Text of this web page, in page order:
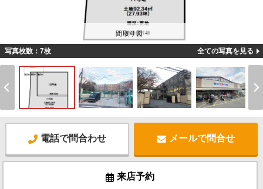
間取り図 -
写真枚数：7枚 全ての写真を見る
電話で問合わせ メールで問合せ
来店予約